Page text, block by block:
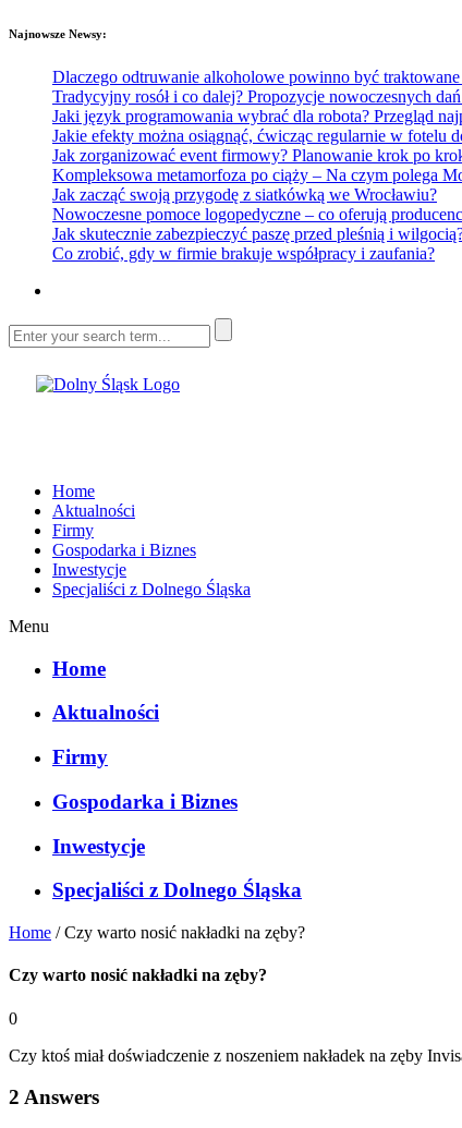
Najnowsze Newsy:
Dlaczego odtruwanie alkoholowe powinno być
Tradycyjny rosół i co dalej? Propozycje nowoczesnych
Jaki język programowania wybrać dla robota? Przegląd
Jakie efekty można osiągnąć, ćwicząc regularnie w fotelu
Jak zorganizować event firmowy? Planowanie krok po
Kompleksowa metamorfoza po ciąży – Na czym polega
Jak zacząć swoją przygodę z siatkówką we Wrocławiu?
Nowoczesne pomoce logopedyczne – co oferują
Jak skutecznie zabezpieczyć paszę przed pleśnią i
Co zrobić, gdy w firmie brakuje współpracy i zaufania?
Home
Aktualności
Firmy
Gospodarka i Biznes
Inwestycje
Specjaliści z Dolnego Śląska
Menu
Home
Aktualności
Firmy
Gospodarka i Biznes
Inwestycje
Specjaliści z Dolnego Śląska
Home /Czy warto nosić nakładki na zęby?
Czy warto nosić nakładki na zęby?
0
Czy ktoś miał doświadczenie z noszeniem nakładek na zęby
2 Answers